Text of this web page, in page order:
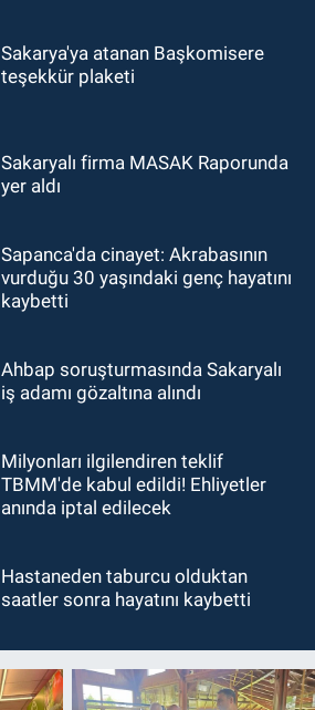
Sakarya'ya atanan Başkomisere
teşekkür plaketi
Sakaryalı firma MASAK Raporunda
yer aldı
Sapanca'da cinayet: Akrabasının
vurduğu 30 yaşındaki genç hayatını
kaybetti
Ahbap soruşturmasında Sakaryalı
iş adamı gözaltına alındı
Milyonları ilgilendiren teklif
TBMM'de kabul edildi! Ehliyetler
anında iptal edilecek
Hastaneden taburcu olduktan
saatler sonra hayatını kaybetti